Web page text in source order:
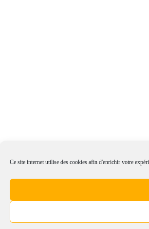
Ce site internet utilise des cookies afin d'enrichir votre